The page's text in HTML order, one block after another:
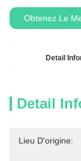
Obtenez Le
Detail
Detail
Lieu D'origine: